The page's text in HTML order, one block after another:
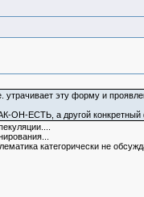
утрачивает эту форму и
ОН-ЕСТЬ, а другой
категорически не